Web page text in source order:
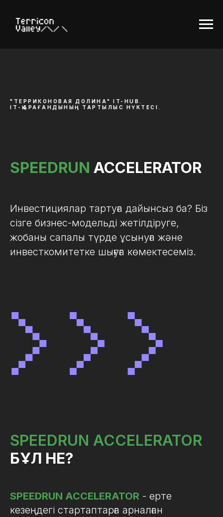
"ТЕРРИКОНОВАЯ ДОЛИНА" IT-HUB.
ІТ-ҚАРАҒАНДЫНЫҢ ТАРТЫЛЫС НҮКТЕСІ
SPEEDRUN ACCELERATOR
Инвестициялар тартуға дайынсыз ба? Біз
сізге бизнес-модельді жетілдіруге,
жобаны сапалы түрде ұсынуға және
инвесткомитетке шығуға көмектесеміз.
SPEEDRUN ACCELERATOR
БҰЛ НЕ?
SPEEDRUN ACCELERATOR - ерте
кезеңдегі стартаптарға арналған